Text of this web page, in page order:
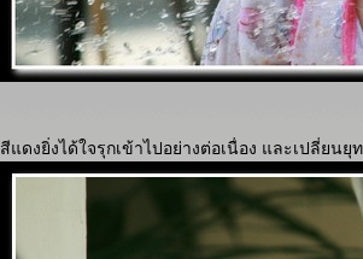
สีแดงยิ่งได้ใจรุกเข้าไปอย่างต่อเนื่อง และเปลี่ย